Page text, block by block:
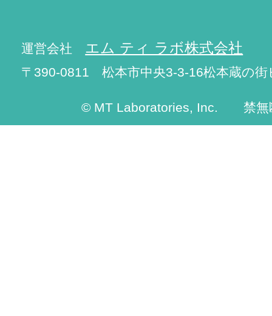
運営会社 エム ティ ラボ株式会社
〒390-0811 松本市中央3-3-16松本蔵の街
© MT Laboratories, Inc. 禁無